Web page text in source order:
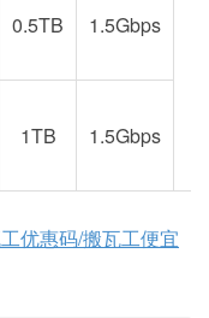
0.5TB
1.5Gbps
1TB 1.5Gbps
优惠码/搬瓦工便宜